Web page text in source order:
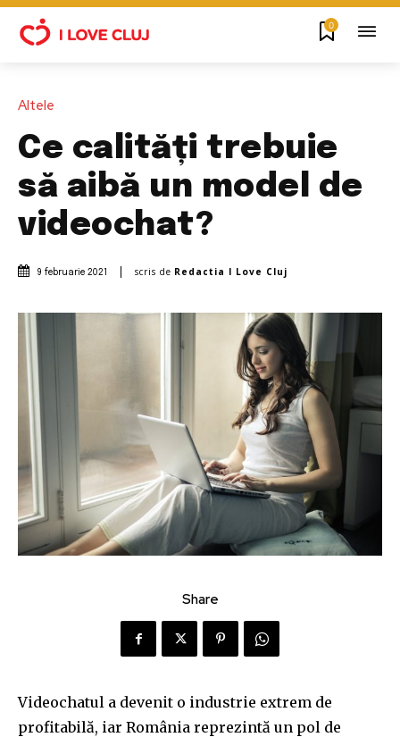
0
Altele
Ce calități trebuie
să aibă un model de
videochat?
9 februarie 2021 scris de Redactia I Love Cluj
Share
Videochatul a devenit o industrie extrem de
profitabilă, iar România reprezintă un pol de